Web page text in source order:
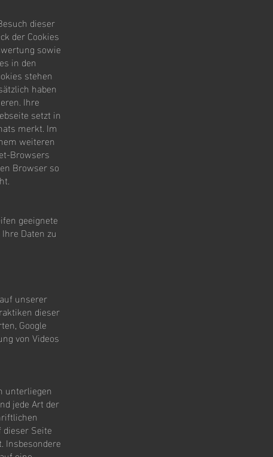
dieser
der Cookies
sowie
in den
stehen
haben
Ihre
setzt in
merkt. Im
weiteren
Browsers
Browser so
geeignete
Daten zu
unserer
dieser
Google
von Videos
unterliegen
jede Art der
Seite
Insbesondere